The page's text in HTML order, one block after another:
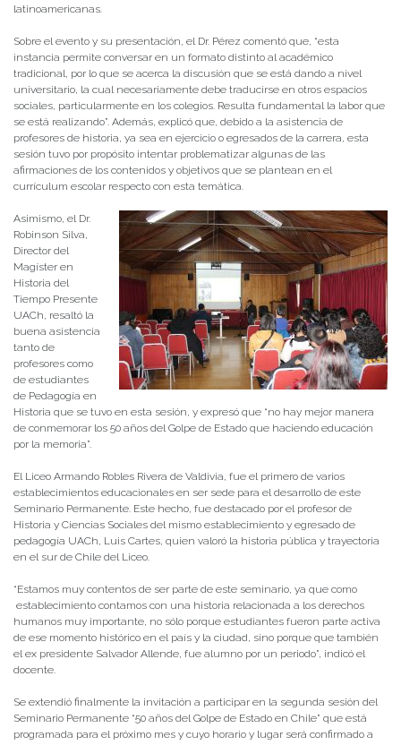
latinoamericanas.
Sobre el evento y su presentación, el Dr. Pérez comentó que, “esta
instancia permite conversar en un formato distinto al académico
tradicional, por lo que se acerca la discusión que se está dando a nivel
universitario, la cual necesariamente debe traducirse en otros espacios
sociales, particularmente en los colegios. Resulta fundamental la labor que
se está realizando”. Además, explicó que, debido a la asistencia de
profesores de historia, ya sea en ejercicio o egresados de la carrera, esta
sesión tuvo por propósito intentar problematizar algunas de las
afirmaciones de los contenidos y objetivos que se plantean en el
currículum escolar respecto con esta temática.
Asimismo, el Dr.
Robinson Silva,
Director del
Magíster en
Historia del
Tiempo Presente
UACh, resaltó la
buena asistencia
tanto de
profesores como
de estudiantes
de Pedagogía en
Historia que se tuvo en esta sesión, y expresó que “no hay mejor manera
de conmemorar los 50 años del Golpe de Estado que haciendo educación
por la memoria”.
El Liceo Armando Robles Rivera de Valdivia, fue el primero de varios
establecimientos educacionales en ser sede para el desarrollo de este
Seminario Permanente. Este hecho, fue destacado por el profesor de
Historia y Ciencias Sociales del mismo establecimiento y egresado de
pedagogía UACh, Luis Cartes, quien valoró la historia pública y trayectoria
en el sur de Chile del Liceo.
“Estamos muy contentos de ser parte de este seminario, ya que como
establecimiento contamos con una historia relacionada a los derechos
humanos muy importante, no sólo porque estudiantes fueron parte activa
de ese momento histórico en el país y la ciudad, sino porque que también
el ex presidente Salvador Allende, fue alumno por un periodo”, indicó el
docente.
Se extendió finalmente la invitación a participar en la segunda sesión del
Seminario Permanente “50 años del Golpe de Estado en Chile” que está
programada para el próximo mes y cuyo horario y lugar será confirmado a